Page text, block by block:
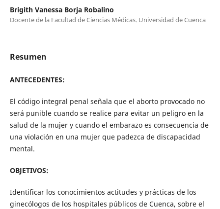
Brigith Vanessa Borja Robalino
Docente de la Facultad de Ciencias Médicas. Universidad de Cuenca
Resumen
ANTECEDENTES:
El código integral penal señala que el aborto provocado no
será punible cuando se realice para evitar un peligro en la
salud de la mujer y cuando el embarazo es consecuencia de
una violación en una mujer que padezca de discapacidad
mental.
OBJETIVOS:
Identificar los conocimientos actitudes y prácticas de los
ginecólogos de los hospitales públicos de Cuenca, sobre el